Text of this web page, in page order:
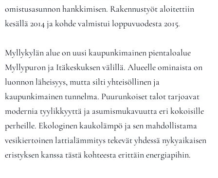
omistusasunnon hankkimisen. Rakennustyöt aloitettiin
kesällä 2014 ja kohde valmistui loppuvuodesta 2015.
Myllykylän alue on uusi kaupunkimainen pientaloalue
Myllypuron ja Itäkeskuksen välillä. Alueelle ominaista on
luonnon läheisyys, mutta silti yhteisöllinen ja
kaupunkimainen tunnelma. Puurunkoiset talot tarjoavat
modernia tyylikkyyttä ja asumismukavuutta eri kokoisille
perheille. Ekologinen kaukolämpö ja sen mahdollistama
vesikiertoinen lattialämmitys tekevät yhdessä nykyaikaisen
eristyksen kanssa tästä kohteesta erittäin energiapihin.